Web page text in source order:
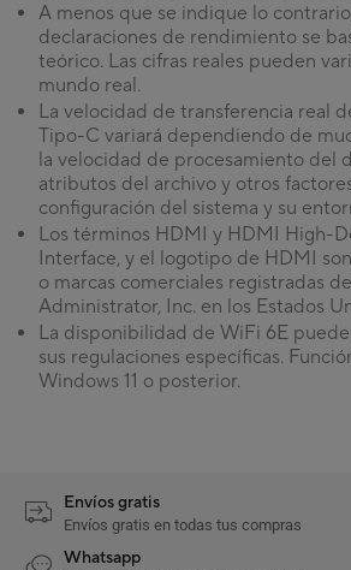
A menos que se indique lo
declaraciones de rendimiento se
teórico. Las cifras reales pueden
mundo real.
La velocidad de transferencia real
Tipo-C variará dependiendo de
la velocidad de procesamiento del
atributos del archivo y otros
configuración del sistema y su
Los términos HDMI y HDMI High-
Interface, y el logotipo de HDMI
o marcas comerciales registradas
Administrator, Inc. en los Estados
La disponibilidad de WiFi 6E
sus regulaciones específicas.
Windows 11 o posterior.
Envíos gratis
Envíos gratis en todas tus compras
Whatsapp